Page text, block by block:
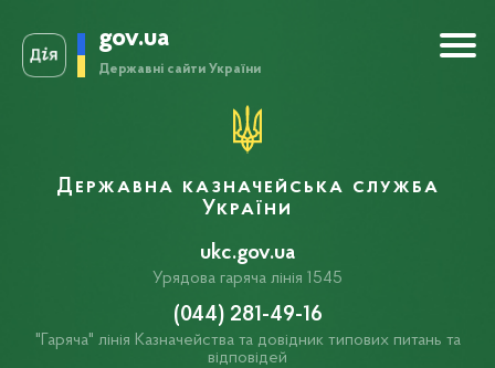
gov.ua
Державні сайти України
ukc.gov.ua
Урядова гаряча лінія 1545
Державна казначейська служба
України
(044) 281-49-16
"Гаряча" лінія Казначейства та довідник типових питань та
відповідей